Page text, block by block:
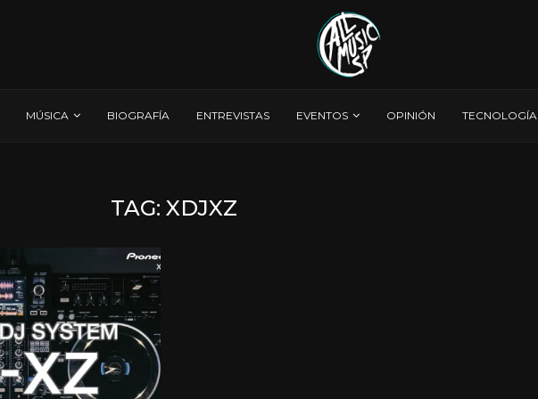
MÚSICA BIOGRAFÍA ENTREVISTAS EVENTOS OPINIÓN TECNOLOGÍA
TAG: XDJXZ